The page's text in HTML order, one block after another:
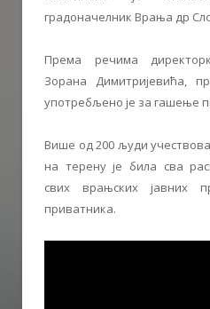
градоначелник Врања др
Према речима
Зорана Димитријевића,
употребљено је за гашење
Више од 200 људи
на терену је била сва
свих врањских јавних
приватника.